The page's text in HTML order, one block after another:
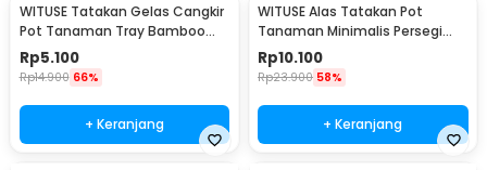
WITUSE Tatakan Gelas Cangkir
Pot Tanaman Tray Bamboo
Coaster 85mm - EQF301
Rp5.100
Rp14.900 66%
+ Keranjang
WITUSE Alas Tatakan Pot
Tanaman Minimalis Persegi
Panjang Bamboo Tray
175x88x10mm - EQF301
Rp10.100
Rp23.900 58%
+ Keranjang